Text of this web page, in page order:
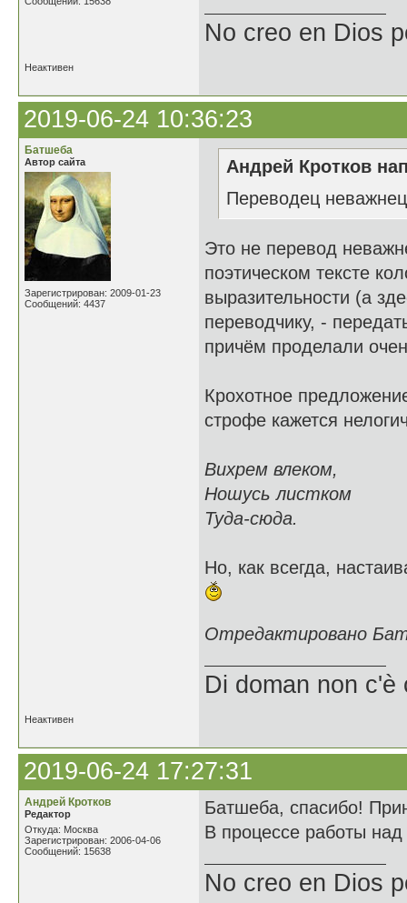
No creo en Dios
Неактивен
2019-06-24 10:36:23
Батшеба
Автор сайта
Зарегистрирован: 2009-01-23
Сообщений: 4437
Андрей Кротков
Переводец
Это не перевод
поэтическом тексте
выразительности (а
переводчику, -
причём проделали
Крохотное
строфе кажется
Вихрем влеком,
Ношусь листком
Туда-сюда.
Но, как всегда,
Отредактировано
Di doman non c'è
Неактивен
2019-06-24 17:27:31
Андрей Кротков
Редактор
Откуда: Москва
Зарегистрирован: 2006-04-06
Сообщений: 15638
Батшеба, спасибо!
В процессе работы
No creo en Dios